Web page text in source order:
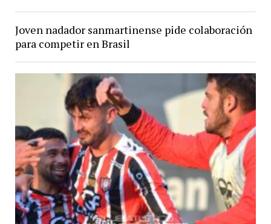
Joven nadador sanmartinense pide colaboración
para competir en Brasil